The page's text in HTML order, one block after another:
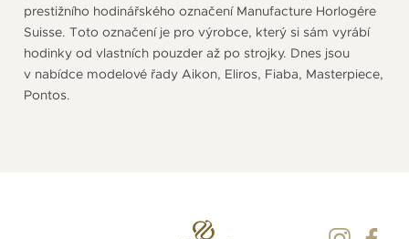
prestižního hodinářského označení Manufacture Horlogére
Suisse. Toto označení je pro výrobce, který si sám vyrábí
hodinky od vlastních pouzder až po strojky. Dnes jsou
v nabídce modelové řady Aikon, Eliros, Fiaba, Masterpiece,
Pontos.